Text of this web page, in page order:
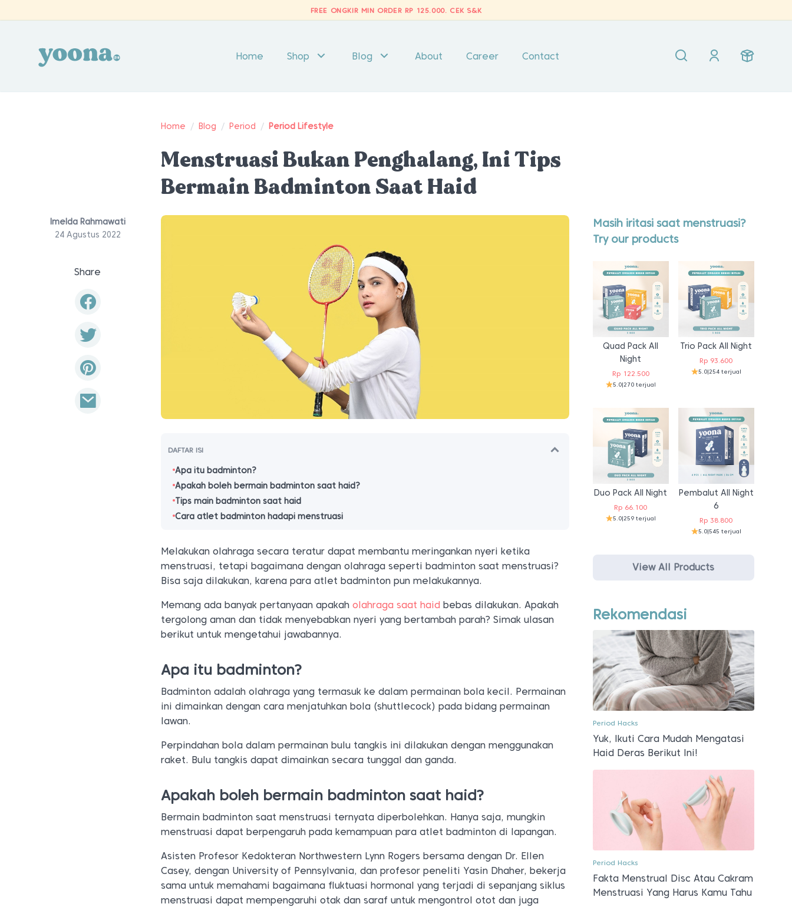
FREE ONGKIR MIN ORDER RP 125.000. CEK S&K
Home Shop Blog About Career Contact
Home / Blog / Period / Period Lifestyle
Menstruasi Bukan Penghalang, Ini Tips
Bermain Badminton Saat Haid
Imelda Rahmawati
24 Agustus 2022
Share
DAFTAR ISI
Apa itu badminton?
Apakah boleh bermain badminton saat haid?
Tips main badminton saat haid
Cara atlet badminton hadapi menstruasi
Melakukan olahraga secara teratur dapat membantu meringankan nyeri ketika
menstruasi, tetapi bagaimana dengan olahraga seperti badminton saat menstruasi?
Bisa saja dilakukan, karena para atlet badminton pun melakukannya.
Memang ada banyak pertanyaan apakaholahraga saat haid bebas dilakukan. Apakah
tergolong aman dan tidak menyebabkan nyeri yang bertambah parah? Simak ulasan
berikut untuk mengetahui jawabannya.
Apa itu badminton?
Badminton adalah olahraga yang termasuk ke dalam permainan bola kecil. Permainan
ini dimainkan dengan cara menjatuhkan bola (shuttlecock) pada bidang permainan
lawan.
Perpindahan bola dalam permainan bulu tangkis ini dilakukan dengan menggunakan
raket. Bulu tangkis dapat dimainkan secara tunggal dan ganda.
Apakah boleh bermain badminton saat haid?
Bermain badminton saat menstruasi ternyata diperbolehkan. Hanya saja, mungkin
menstruasi dapat berpengaruh pada kemampuan para atlet badminton di lapangan.
Asisten Profesor Kedokteran Northwestern Lynn Rogers bersama dengan Dr. Ellen
Casey, dengan University of Pennsylvania, dan profesor peneliti Yasin Dhaher, bekerja
sama untuk memahami bagaimana fluktuasi hormonal yang terjadi di sepanjang siklus
menstruasi dapat mempengaruhi otak dan saraf untuk mengontrol otot dan juga
Masih iritasi saat menstruasi?
Try our products
Quad Pack All
Night
Rp122.500
5.0|270 terjual
Trio Pack All Night
Rp 93.600
5.0|254 terjual
Duo Pack All Night
Rp 66.100
5.0|259 terjual
Pembalut All Night
6
Rp 38.800
5.0|545 terjual
View All Products
Rekomendasi
Period Hacks
Yuk, Ikuti Cara Mudah Mengatasi
Haid Deras Berikut Ini!
Period Hacks
Fakta Menstrual Disc Atau Cakram
Menstruasi Yang Harus Kamu Tahu